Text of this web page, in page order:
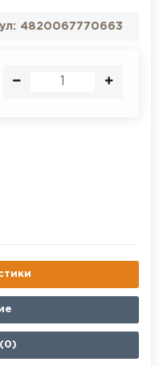
4820067770663